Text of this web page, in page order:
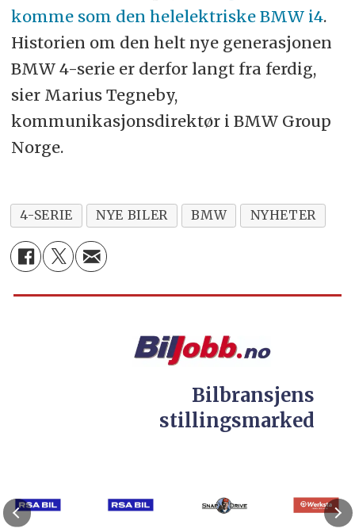
komme som den helelektriske BMW i4.
Historien om den helt nye generasjonen
BMW 4-serie er derfor langt fra ferdig,
sier Marius Tegneby,
kommunikasjonsdirektør i BMW Group
Norge.
4-SERIE NYE BILER BMW NYHETER
Bilbransjens
stillingsmarked